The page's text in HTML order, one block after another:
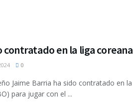
en la liga coreana
0
Jaime Barria ha sido contratado en la
para jugar con el ...